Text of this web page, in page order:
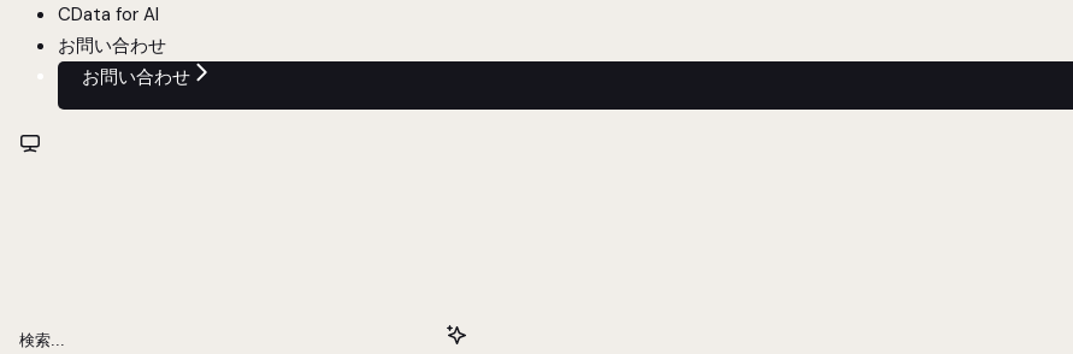
CData for AI
お問い合わせ
お問い合わせ
検索...